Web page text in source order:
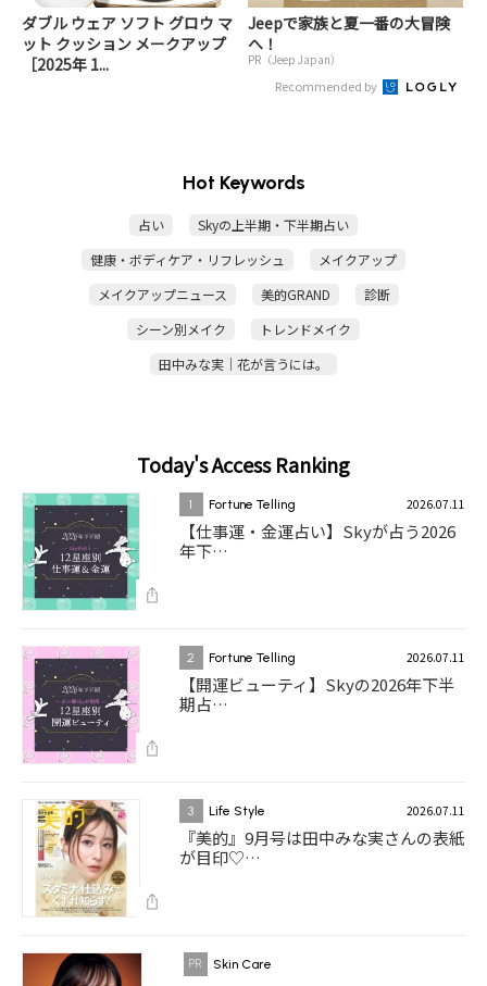
ダブル ウェア ソフト グロウ マ
ット クッション メークアップ
［2025年 1...
Jeepで家族と夏一番の大冒険
へ！
PR（Jeep Japan）
Recommended by
Hot Keywords
占い
Skyの上半期・下半期占い
健康・ボディケア・リフレッシュ
メイクアップ
メイクアップニュース
美的GRAND
診断
シーン別メイク
トレンドメイク
田中みな実｜花が言うには。
Today's Access Ranking
1 Fortune Telling 2026.07.11
【仕事運・金運占い】Skyが占う2026
年下…
2 Fortune Telling 2026.07.11
【開運ビューティ】Skyの2026年下半
期占…
3 Life Style 2026.07.11
『美的』9月号は田中みな実さんの表紙
が目印♡…
Skin Care